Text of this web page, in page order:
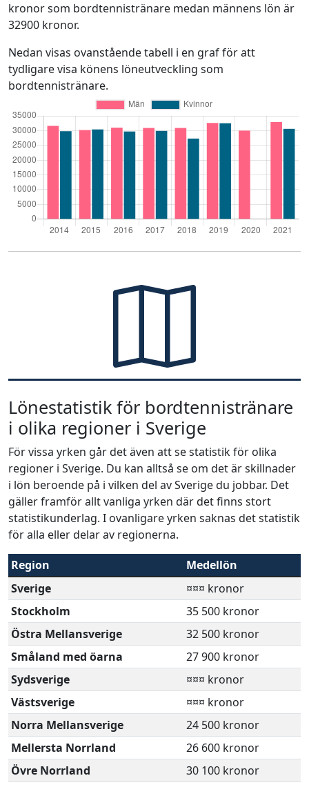
kronor som bordtennistränare medan männens lön är
32900 kronor.
Nedan visas ovanstående tabell i en graf för att
tydligare visa könens löneutveckling som
bordtennistränare.
Lönestatistik för bordtennistränare
i olika regioner i Sverige
För vissa yrken går det även att se statistik för olika
regioner i Sverige. Du kan alltså se om det är skillnader
i lön beroende på i vilken del av Sverige du jobbar. Det
gäller framför allt vanliga yrken där det finns stort
statistikunderlag. I ovanligare yrken saknas det statistik
för alla eller delar av regionerna.
Region
Medellön
Sverige
¤¤¤ kronor
Stockholm
35 500 kronor
Östra Mellansverige
32 500 kronor
Småland med öarna
27 900 kronor
Sydsverige
¤¤¤ kronor
Västsverige
¤¤¤ kronor
Norra Mellansverige
24 500 kronor
Mellersta Norrland
26 600 kronor
Övre Norrland
30 100 kronor